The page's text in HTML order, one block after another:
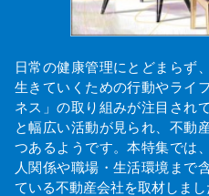
日常の健康管理にとどまらず
生きていくための行動やライ
ネス」の取り組みが注目され
と幅広い活動が見られ、不動
つあるようです。本特集では
人関係や職場・生活環境まで
ている不動産会社を取材しまし